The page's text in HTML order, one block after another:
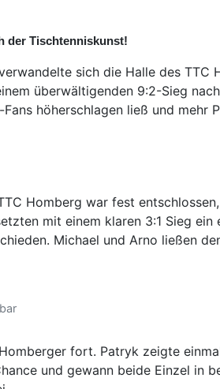
der Tischtenniskunst!
sich die Halle des
überwältigenden 9:2-Sieg
höherschlagen ließ und mehr
Homberg war fest
mit einem klaren 3:1 Sieg
Michael und Arno ließen
fort. Patryk zeigte
und gewann beide Einzel